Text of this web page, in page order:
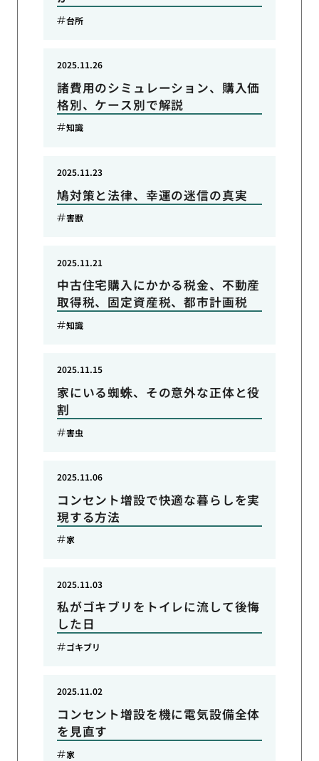
台所
諸費用のシミュレーション、購入価
格別、ケース別で解説
2025.11.26
知識
鳩対策と法律、幸運の迷信の真実
2025.11.23
害獣
中古住宅購入にかかる税金、不動産
取得税、固定資産税、都市計画税
2025.11.21
知識
家にいる蜘蛛、その意外な正体と役
割
2025.11.15
害虫
コンセント増設で快適な暮らしを実
現する方法
2025.11.06
家
私がゴキブリをトイレに流して後悔
した日
2025.11.03
ゴキブリ
コンセント増設を機に電気設備全体
を見直す
2025.11.02
家